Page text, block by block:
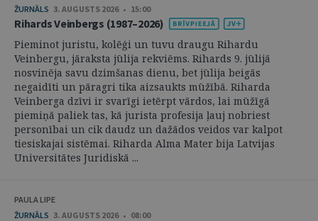
ŽURNĀLS 3. AUGUSTS 2026 • 15:00
Rihards Veinbergs (1987–2026)
Pieminot juristu, kolēģi un tuvu draugu Rihardu
Veinbergu, jāraksta jūlija rekviēms. Rihards 9. jūlijā
nosvinēja savu dzimšanas dienu, bet jūlija beigās
negaidīti un pāragri tika aizsaukts mūžībā. Riharda
Veinberga dzīvi ir svarīgi ietērpt vārdos, lai mūžīgā
piemiņā paliek tas, kā jurista profesija ļauj nobriest
personībai un cik daudz un dažādos veidos var kalpot
tiesiskajai sistēmai. Riharda Alma Mater bija Latvijas
Universitātes Juridiskā ...
PAULA LIPE
ŽURNĀLS 3. AUGUSTS 2026 • 08:00